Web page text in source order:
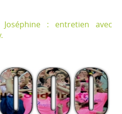
Joséphine : entretien avec